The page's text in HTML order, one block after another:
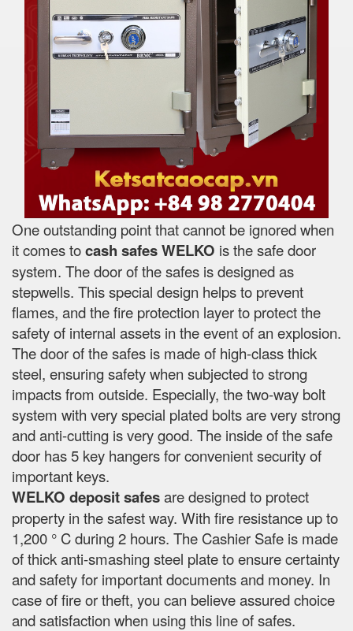
One outstanding point that cannot be ignored when
it comes tocash safesWELKO is the safe door
system. The door of the safes is designed as
stepwells. This special design helps to prevent
flames, and the fire protection layer to protect the
safety of internal assets in the event of an explosion.
The door of the safes is made of high-class thick
steel, ensuring safety when subjected to strong
impacts from outside. Especially, the two-way bolt
system with very special plated bolts are very strong
and anti-cutting is very good. The inside of the safe
door has 5 key hangers for convenient security of
important keys.
WELKO deposit safesare designed to protect
property in the safest way. With fire resistance up to
1,200 ° C during 2 hours. The Cashier Safe is made
of thick anti-smashing steel plate to ensure certainty
and safety for important documents and money. In
case of fire or theft, you can believe assured choice
and satisfaction when using this line of safes.